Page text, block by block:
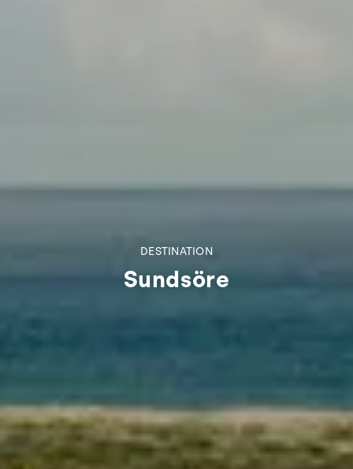
DESTINATION
Sundsöre